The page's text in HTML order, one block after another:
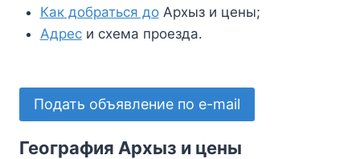
Как добраться доАрхыз и цены;
Адреси схема проезда.
Подать объявление по e-mail
География Архыз и цены